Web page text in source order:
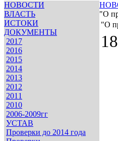
НОВОСТИ
ВЛАСТЬ
ИСТОКИ
ДОКУМЕНТЫ
2017
2016
2015
2014
2013
2012
2011
2010
2006-2009гг
УСТАВ
Проверки до 2014 года
"О
"О